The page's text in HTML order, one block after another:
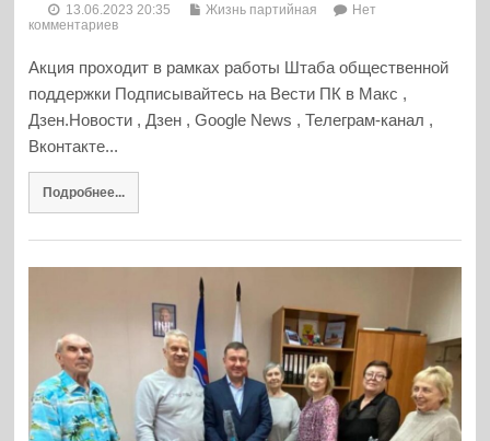
13.06.2023 20:35 Жизнь партийная
Нет
комментариев
Акция проходит в рамках работы Штаба общественной
поддержки Подписывайтесь на Вести ПК в Макс ,
Дзен.Новости , Дзен , Google News , Телеграм-канал ,
Вконтакте...
Подробнее...